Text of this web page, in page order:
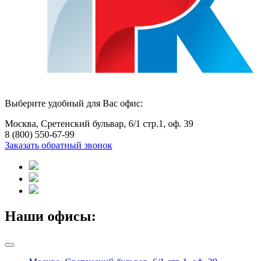
Выберите удобный для Вас офис:
Москва, Сретенский бульвар, 6/1 стр.1, оф. 39
8 (800) 550-67-99
Заказать обратный звонок
Наши офисы: